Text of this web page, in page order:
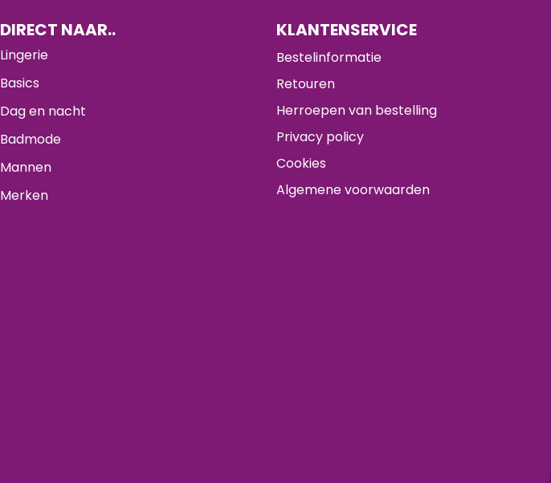
DIRECT NAAR..
Lingerie
Basics
Dag en nacht
Badmode
Mannen
Merken
KLANTENSERVICE
Bestelinformatie
Retouren
Herroepen van bestelling
Privacy policy
Cookies
Algemene voorwaarden